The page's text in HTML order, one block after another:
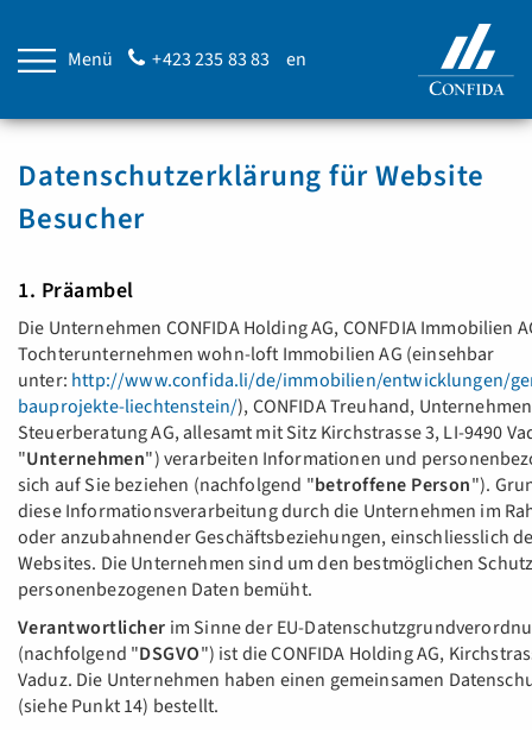
Menü +423 235 83 83 en
Datenschutzerklärung für Website
Besucher
1. Präambel
Die Unternehmen CONFIDA Holding AG, CONFDIA Immobilien
Tochterunternehmen wohn-loft Immobilien AG (einsehbar
unter: http://www.confida.li/de/immobilien/entwicklungen/
bauprojekte-liechtenstein/), CONFIDA Treuhand,
Steuerberatung AG, allesamt mit Sitz Kirchstrasse 3, LI-9490
"Unternehmen") verarbeiten Informationen und
sich auf Sie beziehen (nachfolgend "betroffene Person").
diese Informationsverarbeitung durch die Unternehmen im
oder anzubahnender Geschäftsbeziehungen, einschliesslich
Websites. Die Unternehmen sind um den bestmöglichen
personenbezogenen Daten bemüht.
Verantwortlicher im Sinne der EU-
(nachfolgend "DSGVO") ist die CONFIDA Holding AG,
Vaduz. Die Unternehmen haben einen gemeinsamen
(siehe Punkt 14) bestellt.